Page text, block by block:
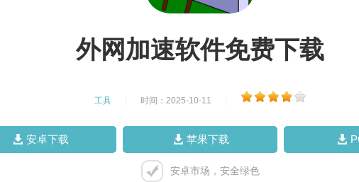
外网加速软件免费下载
工具 时间：2025-10-11
安卓下载 苹果下载
安卓市场，安全绿色